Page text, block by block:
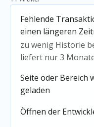
Fehlende
einen längeren
zu wenig Historie
liefert nur 3
Seite oder Bereich
geladen
Öffnen der